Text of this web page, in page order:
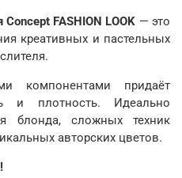
FASHION LOOK — это
креативных и пастельных
компонентами придаёт
и плотность. Идеально
блонда, сложных техник
авторских цветов.